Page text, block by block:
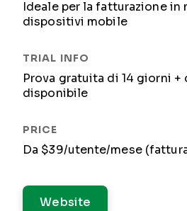
Ideale per la fatturazione in
dispositivi mobile
Prova gratuita di 14 giorni +
disponibile
Da $39/utente/mese
Website